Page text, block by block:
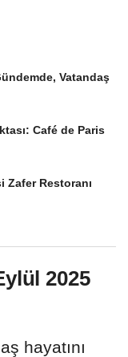
Vatandaş
Café de Paris
Restoranı
2025
hayatını